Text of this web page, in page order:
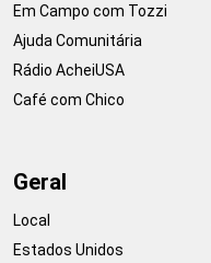
Em Campo com Tozzi
Ajuda Comunitária
Rádio AcheiUSA
Café com Chico
Geral
Local
Estados Unidos